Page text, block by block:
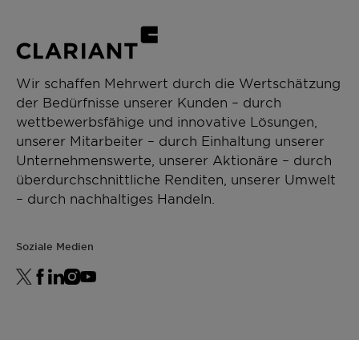
Wir schaffen Mehrwert durch die Wertschätzung
der Bedürfnisse unserer Kunden – durch
wettbewerbsfähige und innovative Lösungen,
unserer Mitarbeiter – durch Einhaltung unserer
Unternehmenswerte, unserer Aktionäre – durch
überdurchschnittliche Renditen, unserer Umwelt
– durch nachhaltiges Handeln.
Soziale Medien